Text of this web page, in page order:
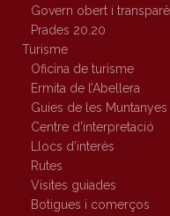
Govern obert i
Prades 20.20
Turisme
Oficina de turisme
Ermita de l’Abellera
Guies de les Muntanyes
Centre d’interpretació
Llocs d’interès
Rutes
Visites guiades
Botigues i comerços